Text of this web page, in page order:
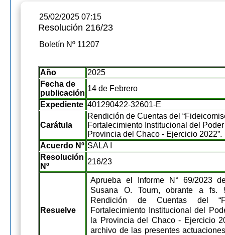
25/02/2025 07:15
Resolución 216/23
Boletín Nº 11207
Año
2025
Fecha de
publicación
14 de Febrero
Expediente 401290422-32601-E
Carátula
Rendición de Cuentas del
Fortalecimiento Institucional del
Provincia del Chaco - Ejercicio 2022”.
Acuerdo Nº SALA I
Resolución
Nº
216/23
Resuelve
Aprueba el Informe N° 69/2023
Susana O. Tourn, obrante a fs.
Rendición de Cuentas del
Fortalecimiento Institucional del
la Provincia del Chaco - Ejercicio
archivo de las presentes